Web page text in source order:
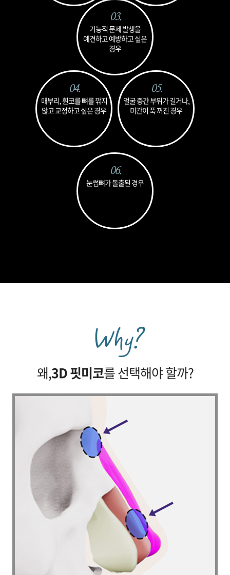
03.
기능적 문제 발생을
예견하고 예방하고싶은
경우
04.
매부리, 휜코를뼈를 깎지
않고 교정하고싶은 경우
05.
얼굴 중간 부위가 길거나,
미간이 푹 꺼진 경우
06.
눈썹뼈가돌출된 경우
Why?
왜,3D 핏미코를 선택해야 할까?